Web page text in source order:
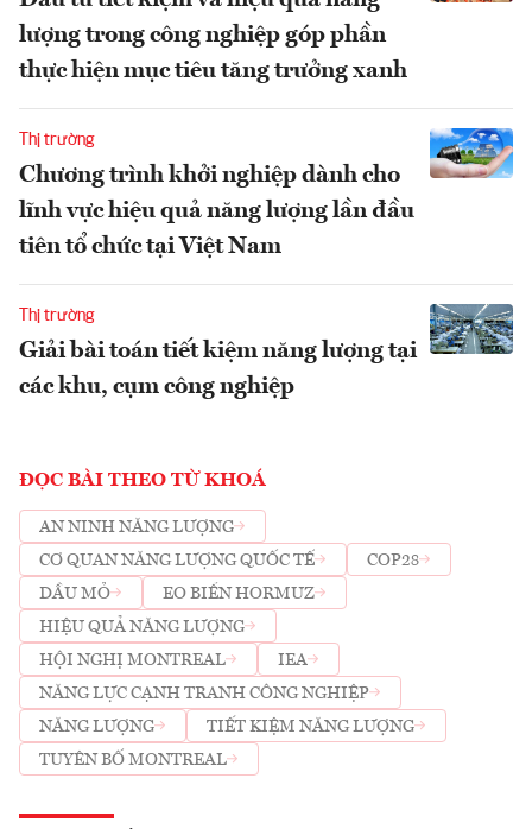
lượng trong công nghiệp góp phần
thực hiện mục tiêu tăng trưởng xanh
Thị trường
Chương trình khởi nghiệp dành cho
lĩnh vực hiệu quả năng lượng lần đầu
tiên tổ chức tại Việt Nam
Thị trường
Giải bài toán tiết kiệm năng lượng tại
các khu, cụm công nghiệp
ĐỌC BÀI THEO TỪ KHOÁ
AN NINH NĂNG LƯỢNG
CƠ QUAN NĂNG LƯỢNG QUỐC TẾ
COP28
DẦU MỎ
EO BIỂN HORMUZ
HIỆU QUẢ NĂNG LƯỢNG
HỘI NGHỊ MONTREAL
IEA
NĂNG LỰC CẠNH TRANH CÔNG NGHIỆP
NĂNG LƯỢNG
TIẾT KIỆM NĂNG LƯỢNG
TUYÊN BỐ MONTREAL